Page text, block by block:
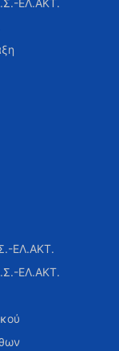
ΕΛ.ΑΚΤ.
ΕΛ.ΑΚΤ.
ΕΛ.ΑΚΤ.